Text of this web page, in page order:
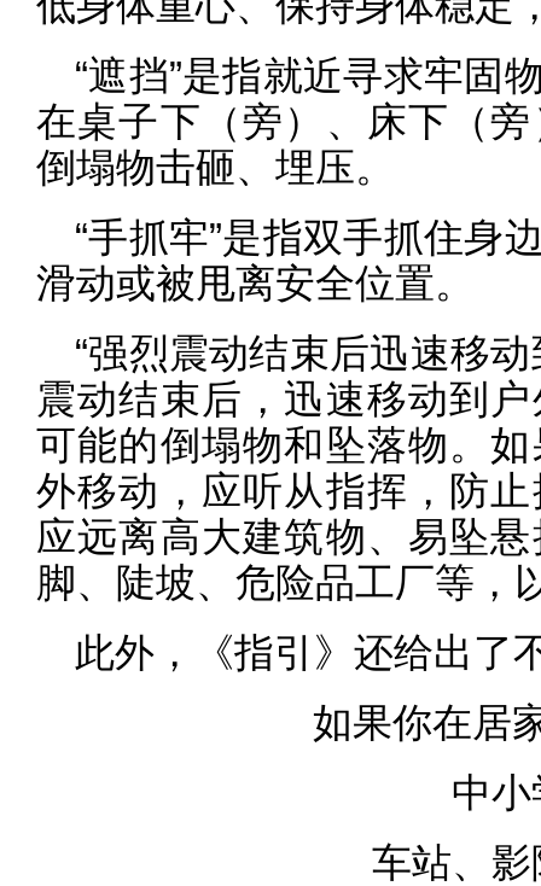
“遮挡”是指就近寻求牢固
在桌子下（旁）、床下（
倒塌物击砸、埋压。
“手抓牢”是指双手抓住身
滑动或被甩离安全位置。
“强烈震动结束后迅速移
震动结束后，迅速移动到
可能的倒塌物和坠落物。
外移动，应听从指挥，防
应远离高大建筑物、易坠
脚、陡坡、危险品工厂等，
此外，《指引》还给出了
如果你在居
中
车站、